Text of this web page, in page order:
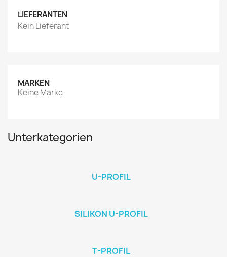
LIEFERANTEN
Kein Lieferant
MARKEN
Keine Marke
Unterkategorien
U-PROFIL
SILIKON U-PROFIL
T-PROFIL